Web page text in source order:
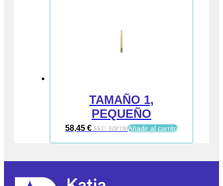
TAMAÑO 1,
PEQUEÑO
58,45 € SKU: E0P190Añadir al carrito